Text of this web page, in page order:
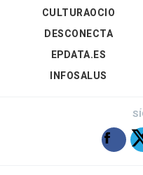
CULTURAOCIO
DESCONECTA
EPDATA.ES
INFOSALUS